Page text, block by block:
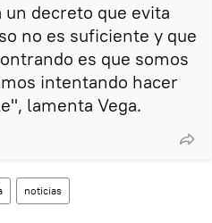
decreto que evita
no es suficiente y que
es que somos
intentando hacer
lamenta Vega.
noticias